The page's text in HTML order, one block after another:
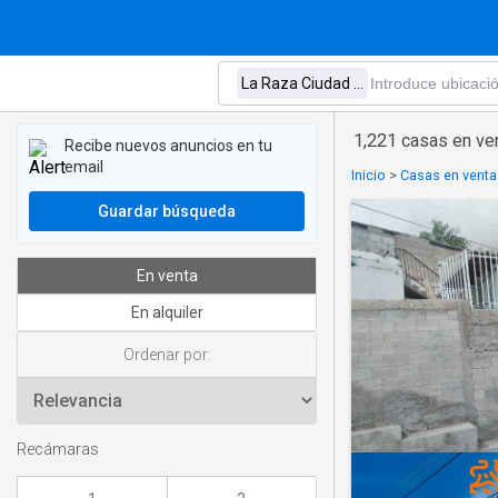
1,221 casas en
Inicio > Casas en
Recibe nuevos anuncios en tu
email
Guardar búsqueda
En venta
En alquiler
Ordenar por:
Recámaras